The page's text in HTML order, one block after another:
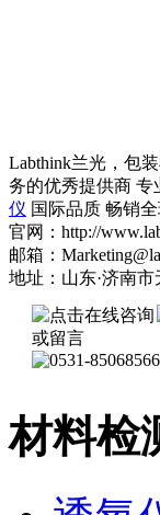
Labthink兰光，包
务的优秀提供商 专
仪 国际品质 畅销
官网：http://
邮箱：
地址：山东·济南
材料检